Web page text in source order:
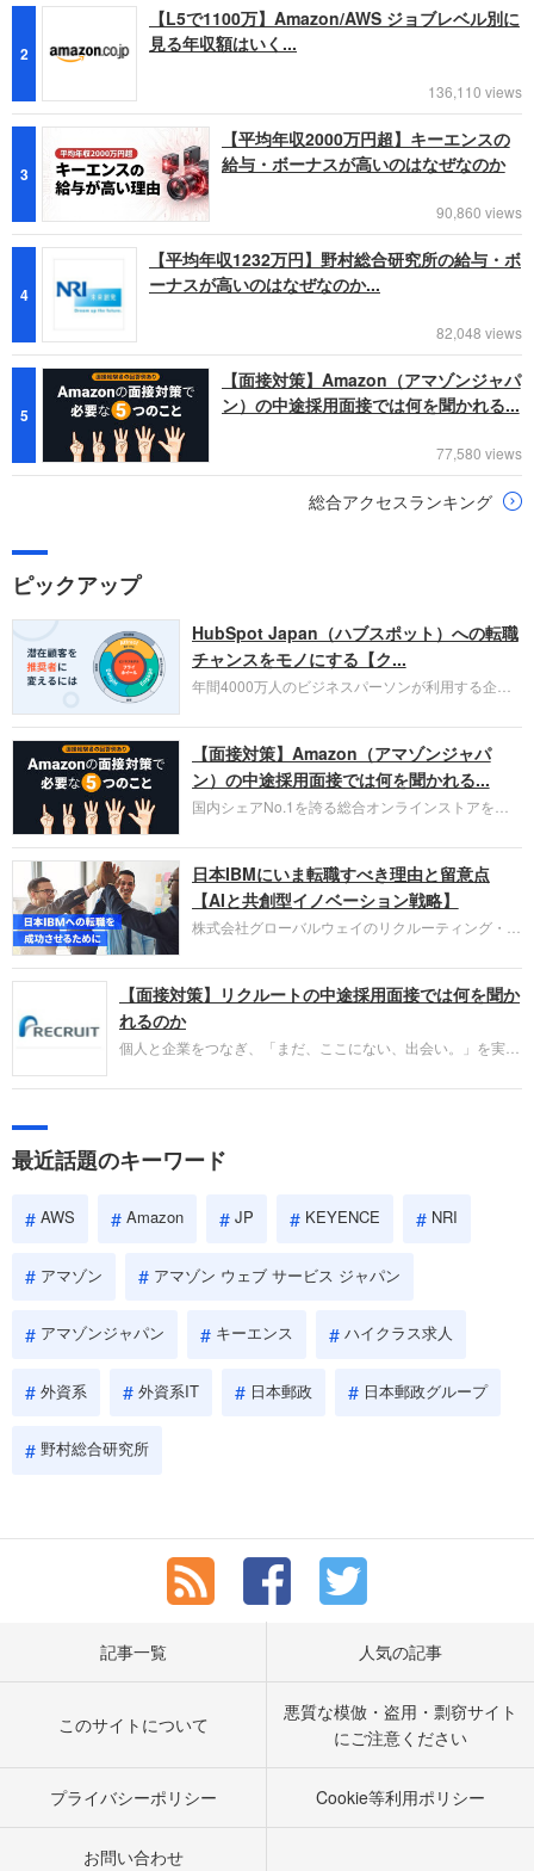
2
【L5で1100万】Amazon/AWS ジョブレベル別に
見る年収額はいく...
136,110 views
3
【平均年収2000万円超】キーエンスの
給与・ボーナスが高いのはなぜなのか
90,860 views
4
【平均年収1232万円】野村総合研究所の給与・ボ
ーナスが高いのはなぜなのか...
82,048 views
5
【面接対策】Amazon（アマゾンジャパ
ン）の中途採用面接では何を聞かれる...
77,580 views
総合アクセスランキング
ピックアップ
HubSpot Japan（ハブスポット）への転職
チャンスをモノにする【ク...
年間4000万人のビジネスパーソンが利用する企業
お勧めするイチオシ企業をご紹介します。今回はク
ラウド型CRMプラットフォームを提供する
HubSpot Japan（ハブスポット・ジャパン）株式会
社です。採用面接対策の企業研究にご活用くださ
い。
【面接対策】Amazon（アマゾンジャパ
ン）の中途採用面接では何を聞かれる...
国内シェアNo.1を誇る総合オンラインストアを運
圧倒的な存在感を持つAmazon。中途採用面接では
過去の具体的な業務成果やリーダーシップの発揮、
失敗からの学びが重視され、人間性やカルチャーフ
ィットも評価対象となり、長期的に成長できる仲間
であるかを多角的に審査されます。
日本IBMにいま転職すべき理由と留意点
【AIと共創型イノベーション戦略】
株式会社グローバルウェイのリクルーティング・パ
パーソンが利用する企業口コミサイト「キャリコ
ネ」の転職エージェントがお勧めするイチオシ企業
IBMです。採用面接対策の企業研究にご活用くださ
い。
【面接対策】リクルートの中途採用面接では何を聞か
れるのか
個人と企業をつなぎ、「まだ、ここにない、出会い。」を実現
やこれまでの成果を具体的に問われるほか、「人間性」も評価
しょう。
最近話題のキーワード
AWS Amazon JP KEYENCE NRI
アマゾン アマゾン ウェブ サービス ジャパン
アマゾンジャパン キーエンス ハイクラス求人
外資系 外資系IT 日本郵政 日本郵政グループ
野村総合研究所
記事一覧 人気の記事
このサイトについて
悪質な模倣・盗用・剽窃サイト
にご注意ください
プライバシーポリシー Cookie等利用ポリシー
お問い合わせ